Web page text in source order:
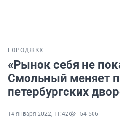
ГОРОДЖКХ
«Рынок себя не
Смольный меняет
петербургских
14 января 2022, 11:42 54 506